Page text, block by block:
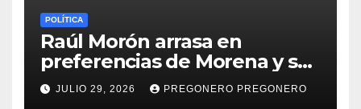
POLÍTICA
Raúl Morón arrasa en
preferencias de Morena y se
perfila hacia la gubernatura
de Michoacán en 2027
JULIO 29, 2026 PREGONERO PREGONERO